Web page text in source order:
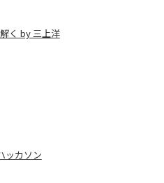
く by 三上洋
ッカソン